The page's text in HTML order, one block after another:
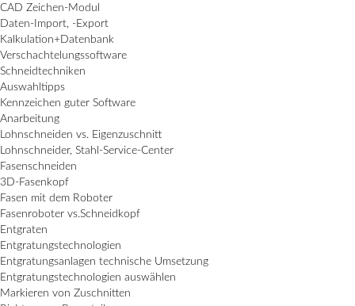
CAD Zeichen-Modul
Daten-Import, -Export
Kalkulation+Datenbank
Verschachtelungssoftware
Schneidtechniken
Auswahltipps
Kennzeichen guter Software
Anarbeitung
Lohnschneiden vs. Eigenzuschnitt
Lohnschneider, Stahl-Service-Center
Fasenschneiden
3D-Fasenkopf
Fasen mit dem Roboter
Fasenroboter vs.Schneidkopf
Entgraten
Entgratungstechnologien
Entgratungsanlagen technische Umsetzung
Entgratungstechnologien auswählen
Markieren von Zuschnitten